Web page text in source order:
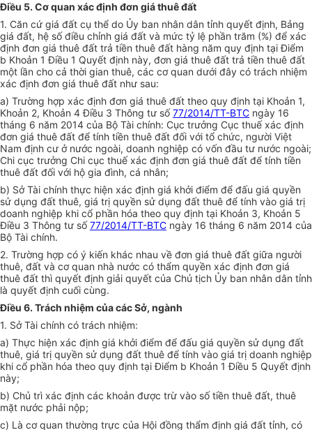
Điều 5. Cơ quan xác định đơn giá thuê đất
1. Căn cứ giá đất cụ thể do Ủy ban nhân dân tỉnh quyết định, Bảng
giá đất, hệ số điều chỉnh giá đất và mức tỷ lệ phần trăm (%) để xác
định đơn giá thuê đất trả tiền thuê đất hàng năm quy định tại Điểm
b Khoản 1 Điều 1 Quyết định này, đơn giá thuê đất trả tiền thuê đất
một lần cho cả thời gian thuê, các cơ quan dưới đây có trách nhiệm
xác định đơn giá thuê đất như sau:
a) Trường hợp xác định đơn giá thuê đất theo quy định tại Khoản 1,
Khoản 2, Khoản 4 Điều 3 Thông tư số77/2014/TT-BTC ngày 16
tháng 6 năm 2014 của Bộ Tài chính: Cục trưởng Cục thuế xác định
đơn giá thuê đất để tính tiền thuê đất đối với tổ chức, người Việt
Nam định cư ở nước ngoài, doanh nghiệp có vốn đầu tư nước ngoài;
Chi cục trưởng Chi cục thuế xác định đơn giá thuê đất để tính tiền
thuê đất đối với hộ gia đình, cá nhân;
b) Sở Tài chính thực hiện xác định giá khởi điểm để đấu giá quyền
sử dụng đất thuê, giá trị quyền sử dụng đất thuê để tính vào giá trị
doanh nghiệp khi cổ phần hóa theo quy định tại Khoản 3, Khoản 5
Điều 3 Thông tư số77/2014/TT-BTC ngày 16 tháng 6 năm 2014 của
Bộ Tài chính.
2. Trường hợp có ý kiến khác nhau về đơn giá thuê đất giữa người
thuê, đất và cơ quan nhà nước có thẩm quyền xác định đơn giá
thuê đất thì quyết định giải quyết của Chủ tịch Ủy ban nhân dân tỉnh
là quyết định cuối cùng.
Điều 6. Trách nhiệm của các Sở, ngành
1. Sở Tài chính có trách nhiệm:
a) Thực hiện xác định giá khởi điểm để đấu giá quyền sử dụng đất
thuê, giá trị quyền sử dụng đất thuê để tính vào giá trị doanh nghiệp
khi cổ phần hóa theo quy định tại Điểm b Khoản 1 Điều 5 Quyết định
này;
b) Chủ trì xác định các khoản được trừ vào số tiền thuê đất, thuê
mặt nước phải nộp;
c) Là cơ quan thường trực của Hội đồng thẩm định giá đất tỉnh, có